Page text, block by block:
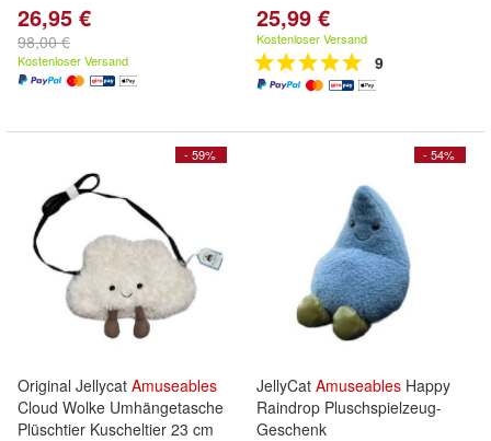
26,95 €
98,00 €
Kostenloser Versand
25,99 €
Kostenloser Versand
9
- 59%
Original Jellycat Amuseables
Cloud Wolke Umhängetasche
Plüschtier Kuscheltier 23 cm
- 54%
JellyCat Amuseables Happy
Raindrop Pluschspielzeug-
Geschenk